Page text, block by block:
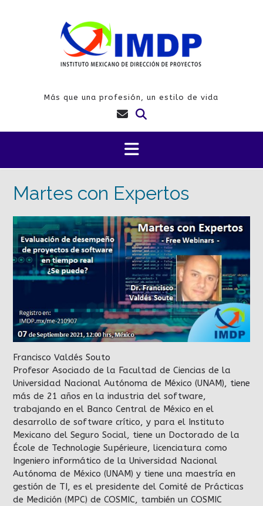
Más que una profesión, un estilo de vida
Martes con Expertos
Francisco Valdés Souto
Profesor Asociado de la Facultad de Ciencias de la
Universidad Nacional Autónoma de México (UNAM), tiene
más de 21 años en la industria del software,
trabajando en el Banco Central de México en el
desarrollo de software crítico, y para el Instituto
Mexicano del Seguro Social, tiene un Doctorado de la
École de Technologie Supérieure, licenciatura como
Ingeniero informático de la Universidad Nacional
Autónoma de México (UNAM) y tiene una maestría en
gestión de TI, es el presidente del Comité de Prácticas
de Medición (MPC) de COSMIC, también un COSMIC